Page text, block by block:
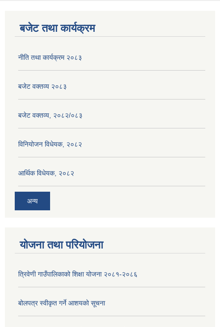
बजेट तथा कार्यक्रम
नीति तथा कार्यक्रम २०८३
बजेट वक्तव्य २०८३
बजेट वक्तव्य, २०८२/०८३
विनियोजन विधेयक, २०८२
आर्थिक विधेयक, २०८२
अन्य
योजना तथा परियोजना
त्रिवेणी गाउँपालिकाको शिक्षा योजना २०८१-२०८६
बोलपत्र स्वीकृत गर्ने आशयको सूचना